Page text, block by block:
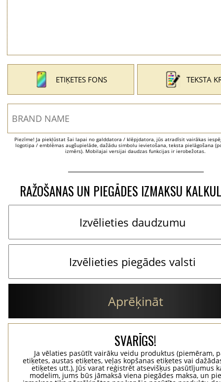
ETIĶETES FONS TEKSTA
Piezīme! Ja piekļūstat šai lapai no galddatora / klēpjdatora, jūs atradīsit vairākas
logotipa / emblēmas augšupielāde, dažādu simbolu ievietošana, teksta pielāgošana
izmērs). Mobilajai versijai daudzas funkcijas ir ierobežotas.
RAŽOŠANAS UN PIEGĀDES IZMAKSU
Aprēķināt
SVARĪGS!
Ja vēlaties pasūtīt vairāku veidu produktus (piemēram,
etiķetes, austas etiķetes, veļas kopšanas etiķetes vai
etiķetes utt.), Jūs varat reģistrēt atsevišķus pasūtījumus
modelim, jums būs jāmaksā viena piegādes maksa, un